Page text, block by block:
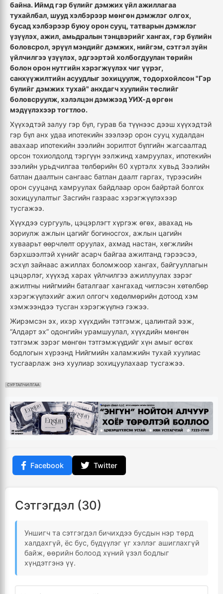
байна. Иймд гэр бүлийг дэмжих үйл ажиллагаа
тухайлбал, шууд хэлбэрээр мөнгөн дэмжлэг олгох,
бусад хэлбэрээр буюу орон сууц, татварын дэмжлэг
үзүүлэх, ажил, амьдралын тэнцвэрийг хангах, гэр бүлийн
боловсрол, эрүүл мэндийг дэмжих, нийгэм, сэтгэл зүйн
үйлчилгээ үзүүлэх, эдгээртэй холбогдуулан төрийн
болон орон нутгийн хэрэгжүүлэх чиг үүрэг,
санхүүжилтийн асуудлыг зохицуулж, тодорхойлсон "Гэр
бүлийг дэмжих тухай" анхдагч хуулийн төслийг
боловсруулж, хэлэлцэн дэмжээд УИХ-д өргөн
мэдүүлэхээр тогтлоо.
Хүүхэдтэй залуу гэр бүл, гурав ба түүнээс дээш хүүхэдтэй
гэр бүл анх удаа ипотекийн зээлээр орон сууц худалдан
авахаар ипотекийн зээлийн зорилтот бүлгийн жагсаалтад
орсон тохиолдолд тэргүүн ээлжинд хамруулах, ипотекийн
зээлийн урьдчилгаа төлбөрийн 60 хүртэлх хувьд Зээлийн
батлан даалтын сангаас батлан даалт гаргах, түрээсийн
орон сууцанд хамруулах байдлаар орон байртай болгох
зохицуулалтыг Засгийн газраас хэрэгжүүлэхээр
тусгажээ.
Хүүхдээ сургууль, цэцэрлэгт хүргэж өгөх, авахад нь
зориулж ажлын цагийг богиносгох, ажлын цагийн
хуваарьт өөрчлөлт оруулах, ахмад настан, хөгжлийн
бэрхшээлтэй хүнийг асарч байгаа ажилтанд гэрээсээ,
эсхүл зайнаас ажиллах боломжоор хангах, байгууллагын
цэцэрлэг, хүүхэд харах үйлчилгээ ажиллуулах зэрэг
ажилтны нийгмийн баталгааг хангахад чиглэсэн хөтөлбөр
хэрэгжүүлэхийг ажил олгогч хөдөлмөрийн дотоод хэм
хэмжээндээ тусган хэрэгжүүлнэ гэжээ.
Жирэмсэн эх, ихэр хүүхдийн тэтгэмж, цалинтай ээж,
“Алдарт эх” одонгийн урамшуулал, хүүхдийн мөнгөн
тэтгэмж зэрэг мөнгөн тэтгэмжүүдийг хүн амыг өсгөх
бодлогын хүрээнд Нийгмийн халамжийн тухай хуулиас
тусгаарлаж энэ хуулиар зохицуулахаар тусгажээ.
СУРТАЛЧИЛГАА
Facebook Twitter
Сэтгэгдэл (30)
Уншигч та сэтгэгдэл бичихдээ бусдын нэр төрд
халдахгүй, ёс бус, бүдүүлэг үг хэллэг ашиглахгүй
байж, өөрийн болоод хүний үзэл бодлыг
хүндэтгэнэ үү.